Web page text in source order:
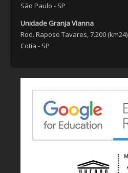
São Paulo - SP
Unidade Granja Vianna
Rod. Raposo Tavares, 7.200 (km24)
Cotia - SP